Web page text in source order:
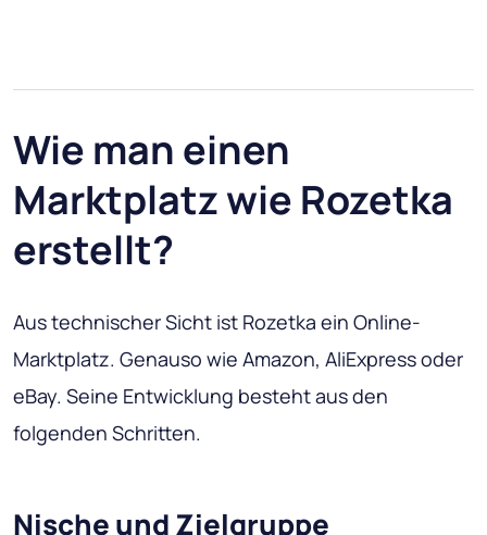
Wie man einen
Marktplatz wie Rozetka
erstellt?
Aus technischer Sicht ist Rozetka ein Online-
Marktplatz. Genauso wie Amazon, AliExpress oder
eBay. Seine Entwicklung besteht aus den
folgenden Schritten.
Nische und Zielgruppe